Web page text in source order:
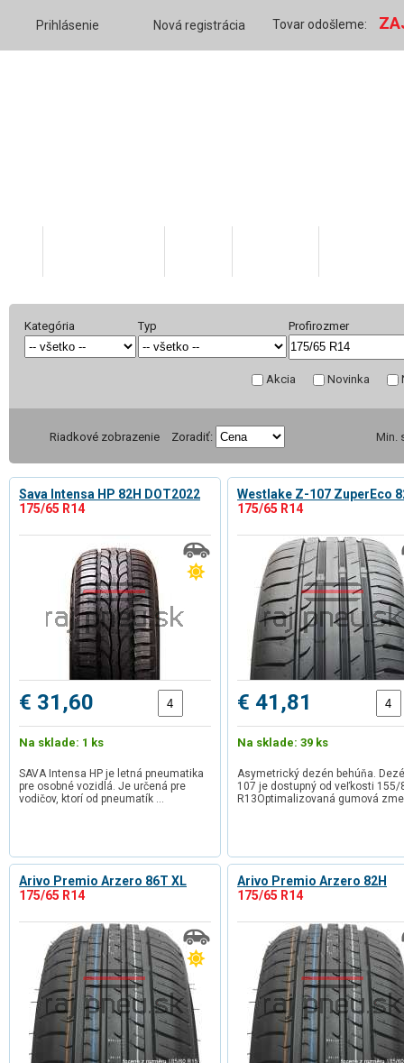
Prihlásenie Nová registrácia Tovar odošleme:
Kategória Typ Profirozmer
Akcia Novinka
Min.
Riadkové zobrazenie Zoradiť:
Sava Intensa HP 82H DOT2022
175/65 R14
€ 31,60
Na sklade: 1 ks
SAVA Intensa HP je letná pneumatika
pre osobné vozidlá. Je určená pre
vodičov, ktorí od pneumatík …
Westlake Z-107 ZuperEco
175/65 R14
€ 41,81
Na sklade: 39 ks
Asymetrický dezén behúňa.
107 je dostupný od veľkosti 155/
R13Optimalizovaná gumová
Arivo Premio Arzero 86T XL
175/65 R14
Arivo Premio Arzero 82H
175/65 R14